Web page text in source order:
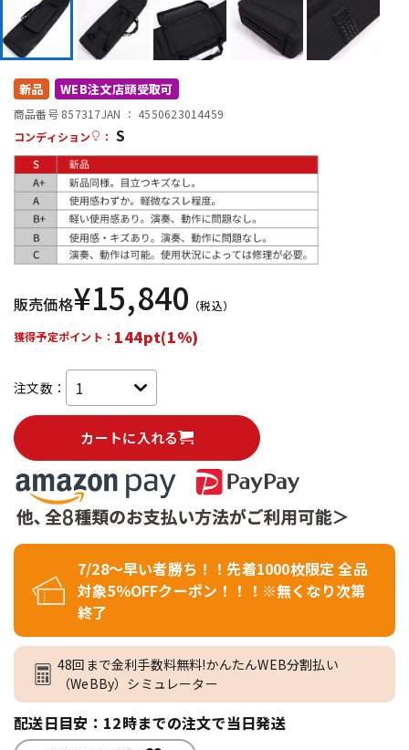
DTM オンライン納品 レコーディング機器
配信/ライブ機器
中古 ヴィンテージ
新品 WEB注文店頭受取可
商品番号 857317JAN ： 4550623014459
コンディション
： S
販売価格¥15,840 （税込）
獲得予定ポイント： 144pt(1%)
注文数：
カートに入れる
7/28～早い者勝ち！！先着1000枚限定 全品
対象5％OFFクーポン！！！※無くなり次第
終了
48回まで金利手数料無料!かんたんWEB分割払い
（WeBBy）シミュレーター
配送日目安：12時までの注文で当日発送